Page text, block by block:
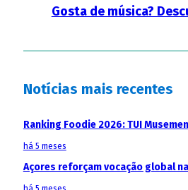
Gosta de música?
Notícias mais recentes
Ranking Foodie 2026: TUI
há 5 meses
Açores reforçam vocação global na